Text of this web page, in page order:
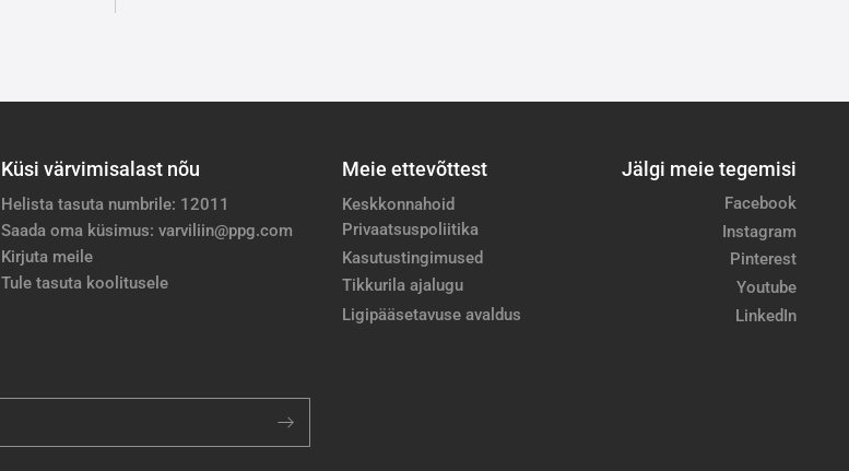
Küsi värvimisalast nõu
Helista tasuta numbrile: 12011
Saada oma küsimus: varviliin@ppg.com
Kirjuta meile
Tule tasuta koolitusele
Meie ettevõttest
Keskkonnahoid
Privaatsuspoliitika
Kasutustingimused
Tikkurila ajalugu
Ligipääsetavuse avaldus
Jälgi meie tegemisi
Facebook
Instagram
Pinterest
Youtube
LinkedIn